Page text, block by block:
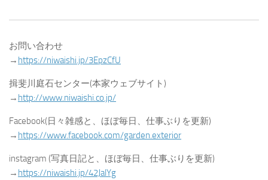
お問い合わせ
→ https://niwaishi.jp/3EpzCfU
揖斐川庭石センター(本家ウェブサイト)
→ http://www.niwaishi.co.jp/
Facebook(日々雑感と、ほぼ毎日、仕事ぶりを更新)
→ https://www.facebook.com/garden.exterior
instagram (写真日記と、ほぼ毎日、仕事ぶりを更新)
→ https://niwaishi.jp/42JalYg